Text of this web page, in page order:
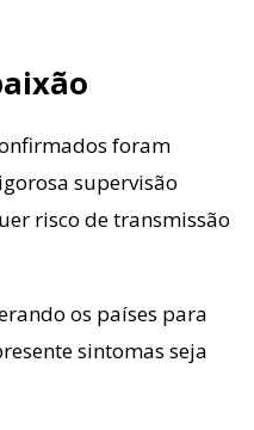
foram
supervisão
risco de transmissão
os países para
sintomas seja